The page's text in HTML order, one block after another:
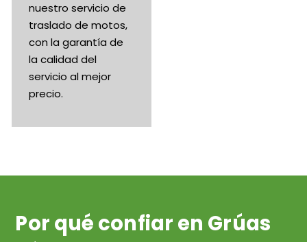
nuestro servicio de
traslado de motos,
con la garantía de
la calidad del
servicio al mejor
precio.
Por qué confiar en Grúas